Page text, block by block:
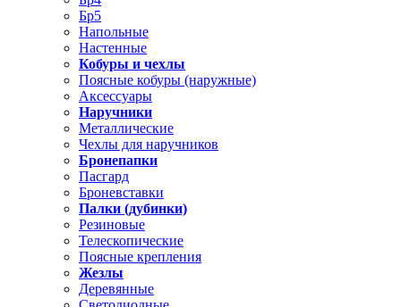
Бр5
Напольные
Настенные
Кобуры и чехлы
Поясные кобуры (наружные)
Аксессуары
Наручники
Металлические
Чехлы для наручников
Бронепапки
Пасгард
Броневставки
Палки (дубинки)
Резиновые
Телескопические
Поясные крепления
Жезлы
Деревянные